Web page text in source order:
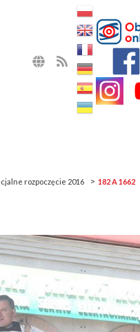
rozpoczęcie 2016 182 A 1662